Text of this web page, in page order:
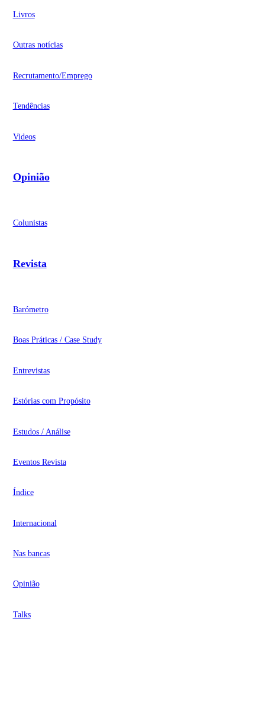
Livros
Outras notícias
Recrutamento/Emprego
Tendências
Videos
Opinião
Colunistas
Revista
Barómetro
Boas Práticas / Case Study
Entrevistas
Estórias com Propósito
Estudos / Análise
Eventos Revista
Índice
Internacional
Nas bancas
Opinião
Talks